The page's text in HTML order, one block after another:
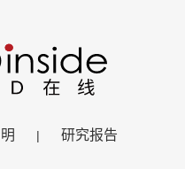
| 研究报告